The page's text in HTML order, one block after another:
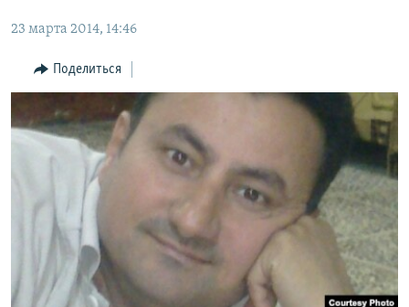
главной
навигации
Вернутся
поиску
ТАДЖИКИСТАН
ҚАЗАҚША
КЫРГЫЗЧА
ТОҶИКӢ
TÜRKMENÇE
Все сайты РСЕ/РС
23 марта 2014, 14:46
Поделиться